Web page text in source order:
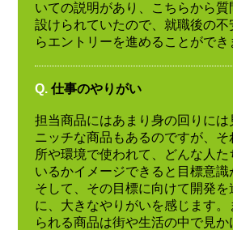
いての説明があり、こちらから質
設けられていたので、就職後の不
らエントリーを進めることができ
Q. 仕事のやりがい
担当商品にはあまり身の回りには
ニッチな商品もあるのですが、
所や環境で使われて、どんな人た
いるかイメージできると目標意識
そして、その目標に向けて開発を
に、大きなやりがいを感じます
られる商品は街や生活の中で見か